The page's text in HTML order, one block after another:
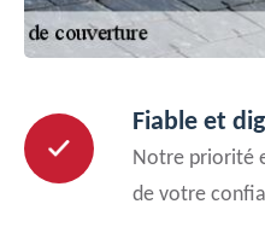
Fiable et
Notre priorité
de votre